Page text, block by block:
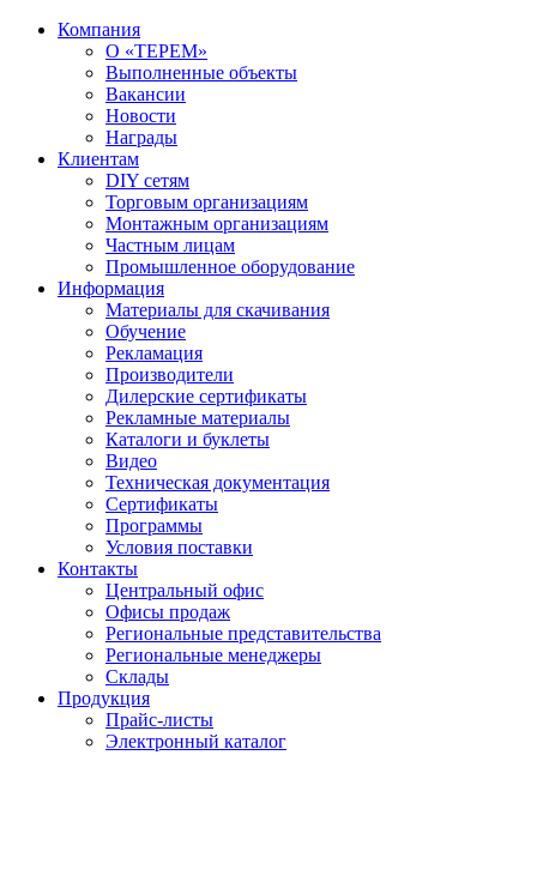
Компания
О «ТЕРЕМ»
Выполненные объекты
Вакансии
Новости
Награды
Клиентам
DIY сетям
Торговым организациям
Монтажным организациям
Частным лицам
Промышленное оборудование
Информация
Материалы для скачивания
Обучение
Рекламация
Производители
Дилерские сертификаты
Рекламные материалы
Каталоги и буклеты
Видео
Техническая документация
Сертификаты
Программы
Условия поставки
Контакты
Центральный офис
Офисы продаж
Региональные представительства
Региональные менеджеры
Склады
Продукция
Прайс-листы
Электронный каталог